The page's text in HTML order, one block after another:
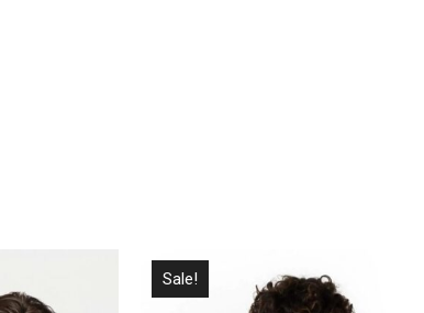
Sale!